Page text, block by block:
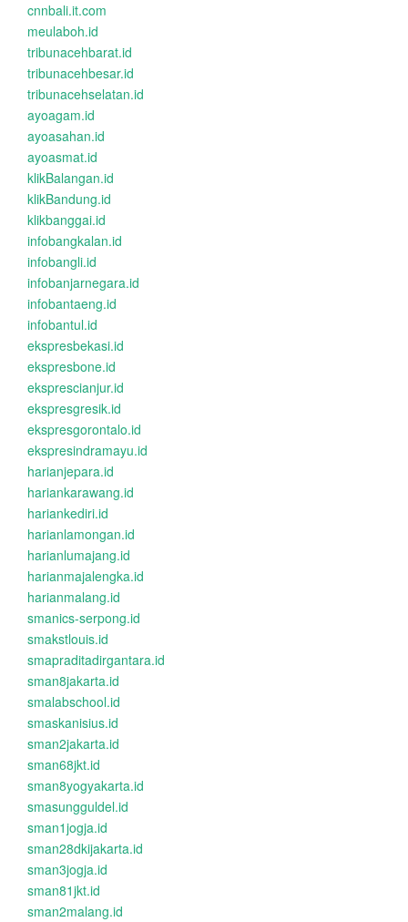
cnnbali.it.com
meulaboh.id
tribunacehbarat.id
tribunacehbesar.id
tribunacehselatan.id
ayoagam.id
ayoasahan.id
ayoasmat.id
klikBalangan.id
klikBandung.id
klikbanggai.id
infobangkalan.id
infobangli.id
infobanjarnegara.id
infobantaeng.id
infobantul.id
ekspresbekasi.id
ekspresbone.id
eksprescianjur.id
ekspresgresik.id
ekspresgorontalo.id
ekspresindramayu.id
harianjepara.id
hariankarawang.id
hariankediri.id
harianlamongan.id
harianlumajang.id
harianmajalengka.id
harianmalang.id
smanics-serpong.id
smakstlouis.id
smapraditadirgantara.id
sman8jakarta.id
smalabschool.id
smaskanisius.id
sman2jakarta.id
sman68jkt.id
sman8yogyakarta.id
smasungguldel.id
sman1jogja.id
sman28dkijakarta.id
sman3jogja.id
sman81jkt.id
sman2malang.id